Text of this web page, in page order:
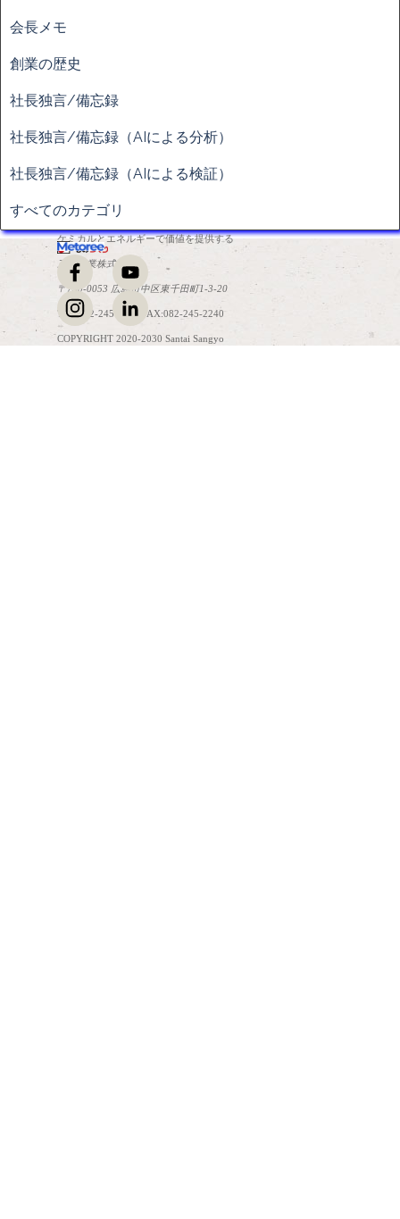
会長メモ
創業の歴史
社長独言/備忘録
社長独言/備忘録（AIによる分析）
社長独言/備忘録（AIによる検証）
すべてのカテゴリ
ケミカルとエネルギーで価値を提供する
三泰産業株式会社
〒730-0053 広島市中区東千田町1-3-20
TEL:082-245-2241 FAX:082-245-2240
COPYRIGHT 2020-2030 Santai Sangyo